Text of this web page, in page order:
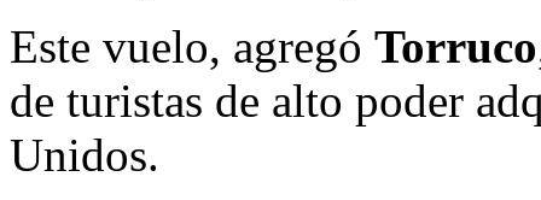
Este vuelo, agregó Torruco
de turistas de alto poder
Unidos.